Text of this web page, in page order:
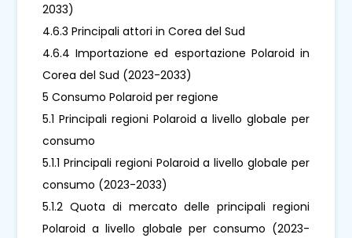
2033)
4.6.3 Principali attori in Corea del Sud
4.6.4 Importazione ed esportazione Polaroid in
Corea del Sud (2023-2033)
5 Consumo Polaroid per regione
5.1 Principali regioni Polaroid a livello globale per
consumo
5.1.1 Principali regioni Polaroid a livello globale per
consumo (2023-2033)
5.1.2 Quota di mercato delle principali regioni
Polaroid a livello globale per consumo (2023-